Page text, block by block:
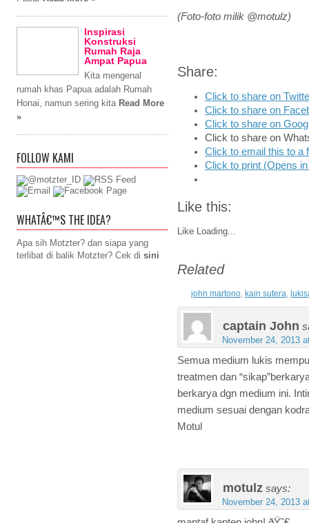
(Foto-foto milik @motulz)
Share:
Click to share on
Click to share on
Click to share on
Click to share on
Click to email this to a
Click to print (Opens
Like this:
Like Loading...
Related
john martono, kain sutera,
captain John
November 24, 2013
Semua medium lukis
treatmen dan
berkarya dgn medium ini.
medium sesuai dengan
Motul
motulz says:
November 24, 2013
Inspirasi
Konstruksi
Rumah Raja
Ampat Papua
Kita mengenal
rumah khas Papua adalah Rumah
Honai, namun sering kita Read More
»
FOLLOW KAMI
WHATÂ€™S THE IDEA?
Apa sih Motzter? dan siapa yang
terlibat di balik Motzter? Cek di sini